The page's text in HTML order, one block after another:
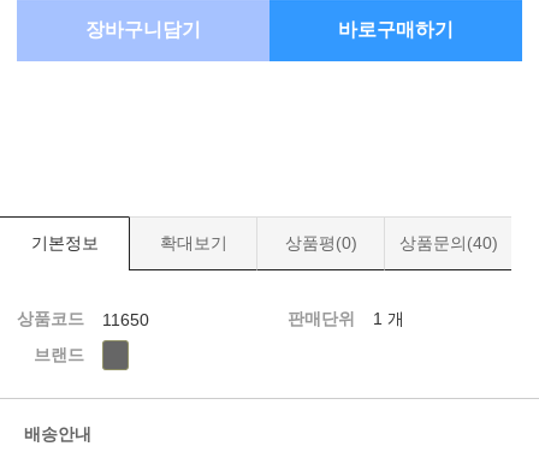
장바구니담기 바로구매하기
기본정보 확대보기 상품평(0) 상품문의(40)
상품코드 11650 판매단위
1 개
브랜드
배송안내